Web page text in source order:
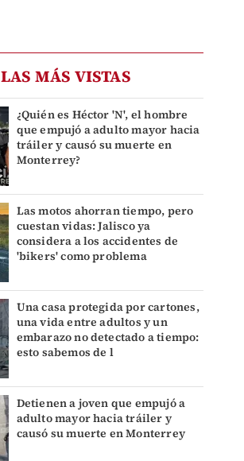
LAS MÁS VISTAS
¿Quién es Héctor 'N', el hombre
que empujó a adulto mayor hacia
tráiler y causó su muerte en
Monterrey?
Las motos ahorran tiempo, pero
cuestan vidas: Jalisco ya
considera a los accidentes de
'bikers' como problema
Una casa protegida por cartones,
una vida entre adultos y un
embarazo no detectado a tiempo:
esto sabemos de l
Detienen a joven que empujó a
adulto mayor hacia tráiler y
causó su muerte en Monterrey